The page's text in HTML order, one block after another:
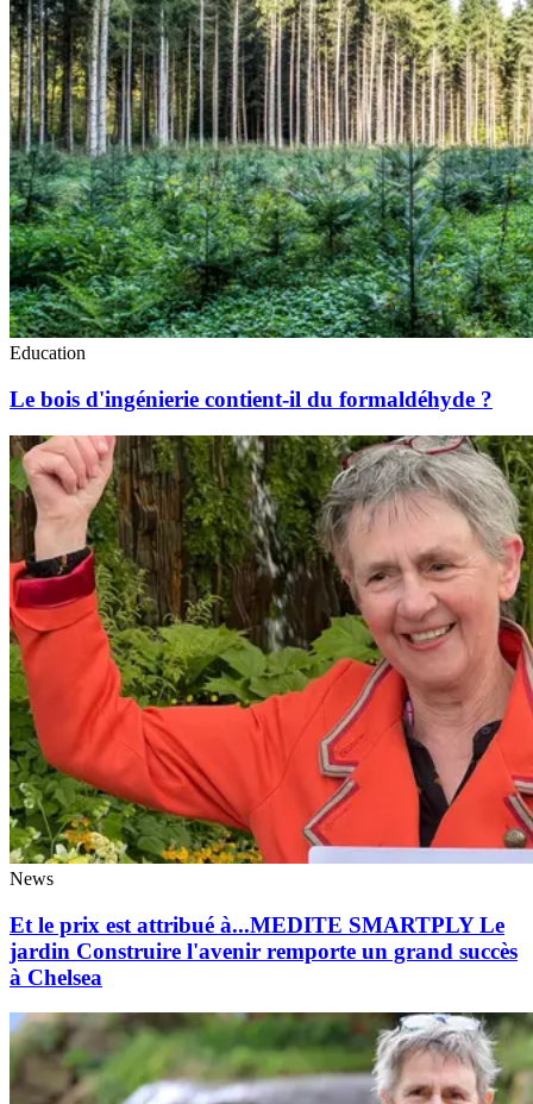
Education
Le bois d'ingénierie contient-il du formaldéhyde ?
News
Et le prix est attribué à...MEDITE SMARTPLY Le
jardin Construire l'avenir remporte un grand succès
à Chelsea